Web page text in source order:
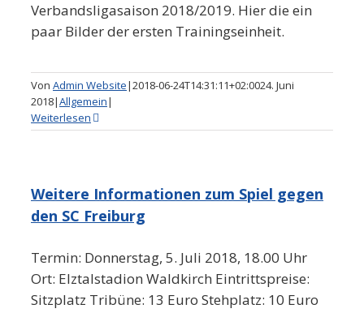
Verbandsligasaison 2018/2019. Hier die ein
paar Bilder der ersten Trainingseinheit.
Von Admin Website|2018-06-24T14:31:11+02:0024. Juni
2018|Allgemein|
Weiterlesen
Weitere Informationen zum Spiel gegen
den SC Freiburg
Termin: Donnerstag, 5. Juli 2018, 18.00 Uhr
Ort: Elztalstadion Waldkirch Eintrittspreise:
Sitzplatz Tribüne: 13 Euro Stehplatz: 10 Euro